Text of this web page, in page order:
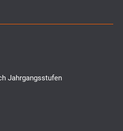
Jahrgangsstufen